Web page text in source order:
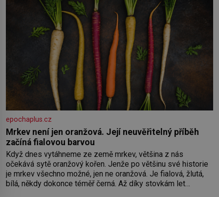
epochaplus.cz
Mrkev není jen oranžová. Její neuvěřitelný příběh
začíná fialovou barvou
Když dnes vytáhneme ze země mrkev, většina z nás
očekává sytě oranžový kořen. Jenže po většinu své historie
je mrkev všechno možné, jen ne oranžová. Je fialová, žlutá,
bílá, někdy dokonce téměř černá. Až díky stovkám let